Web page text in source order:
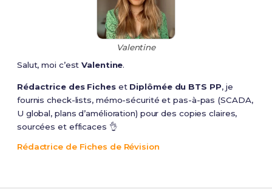
Valentine
Salut, moi c’estValentine.
Rédactrice des Ficheset Diplômée du BTS PP, je
fournis check-lists, mémo-sécurité et pas-à-pas (SCADA,
U global, plans d’amélioration) pour des copies claires,
sourcées et efficaces 👌
Rédactrice de Fiches de Révision